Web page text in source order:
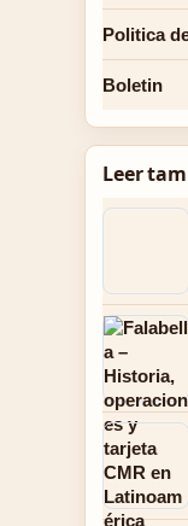
Politica
Boletin
Leer